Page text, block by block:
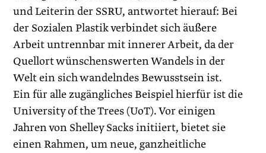
und Leiterin der SSRU, antwortet hierauf: Bei
der Sozialen Plastik verbindet sich äußere
Arbeit untrennbar mit innerer Arbeit, da der
Quellort wünschenswerten Wandels in der
Welt ein sich wandelndes Bewusstsein ist.
Ein für alle zugängliches Beispiel hierfür ist die
University of the Trees (UoT). Vor einigen
Jahren von Shelley Sacks initiiert, bietet sie
einen Rahmen, um neue, ganzheitliche